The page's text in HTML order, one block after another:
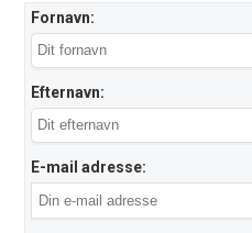
Fornavn:
Efternavn:
E-mail adresse: